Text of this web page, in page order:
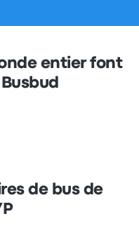
entier font
de bus de